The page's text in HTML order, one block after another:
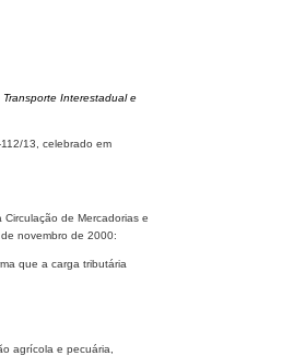
Interestadual e
13, celebrado em
de Mercadorias e
novembro de 2000:
que a carga tributária
agrícola e pecuária,